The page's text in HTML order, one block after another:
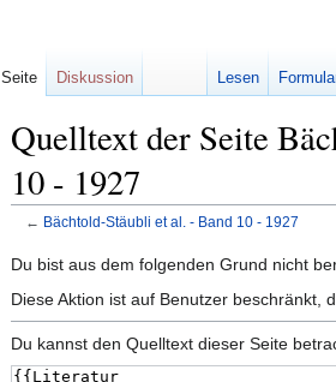
Quelltext der Seite
10 - 1927
← Bächtold-Stäubli et al. - Band 10 - 1927
Zur
Navigation
Zur
Suche
Du bist aus dem folgenden Grund nicht
Diese Aktion ist auf Benutzer beschränkt,
Du kannst den Quelltext dieser Seite
Seite Diskussion Lesen